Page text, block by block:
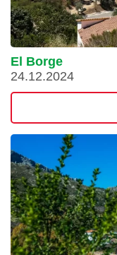
El Borge
24.12.2024